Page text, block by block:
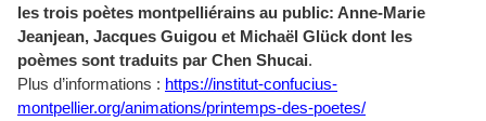
les trois poètes montpelliérains au public: Anne-Marie
Jeanjean, Jacques Guigou et Michaël Glück dont les
poèmes sont traduits par Chen Shucai.
Plus d’informations : https://institut-confucius-
montpellier.org/animations/printemps-des-poetes/